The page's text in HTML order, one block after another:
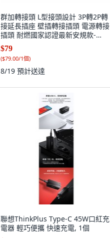
群加轉接頭 L型接頭設計 3P轉2P轉
接延長插座 壁插轉接插頭 電源轉接
插頭 耐燃國家認證最新安規款-
TYBA0--迅睿, 白, 1個, 5cm
$79
($79.00/1個)
8/19 預計送達
聯想ThinkPlus Type-C 45W口紅充
電器 輕巧便攜 快速充電, 1個